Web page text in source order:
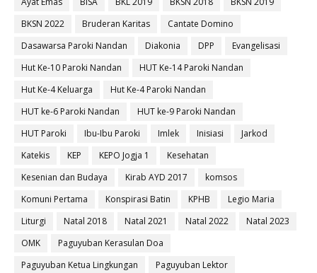
BKSN 2022
Bruderan Karitas
Cantate Domino
Dasawarsa Paroki Nandan
Diakonia DPP
Evangelisasi
Hut Ke-10 Paroki Nandan
HUT Ke-14 Paroki Nandan
Hut Ke-4 Keluarga
Hut Ke-4 Paroki Nandan
HUT ke-6 Paroki Nandan
HUT ke-9 Paroki Nandan
HUT Paroki
Ibu-Ibu Paroki Imlek Inisiasi
Jarkod
Katekis
KEP KEPO Jogja 1
Kesehatan
Kesenian dan Budaya
Kirab AYD 2017
komsos
Komuni Pertama
Konspirasi Batin KPHB
Legio Maria
Liturgi
Natal 2018 Natal 2021 Natal 2022
Natal 2023
OMK
Paguyuban Kerasulan Doa
Paguyuban Ketua Lingkungan
Paguyuban Lektor